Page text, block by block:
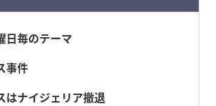
日毎のテーマ
事件
はナイジェリア撤退